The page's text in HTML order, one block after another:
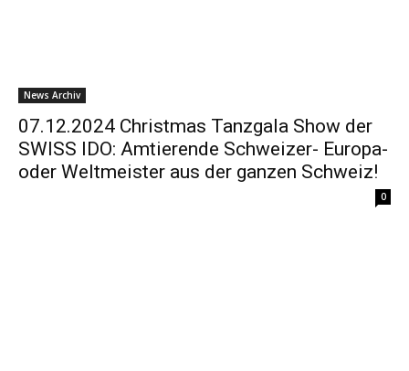
News Archiv
07.12.2024 Christmas Tanzgala Show der
SWISS IDO: Amtierende Schweizer- Europa-
oder Weltmeister aus der ganzen Schweiz!
0